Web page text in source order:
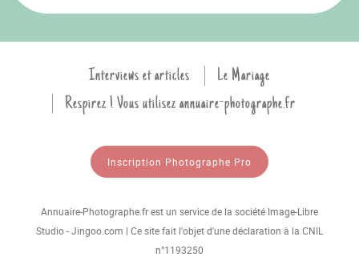
Interviews et articles
Le Mariage
Respirez ! Vous utilisez annuaire-photographe.fr
Inscription Photographe Pro
Annuaire-Photographe.fr est un service de la société Image-Libre
Studio - Jingoo.com | Ce site fait l'objet d'une déclaration à la CNIL
n°1193250